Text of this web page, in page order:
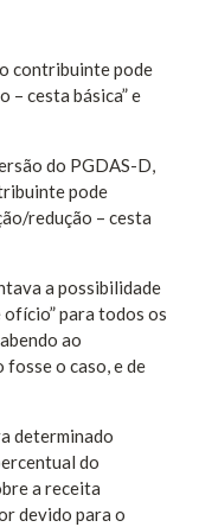
contribuinte pode
– cesta básica” e
do PGDAS-D,
pode
redução – cesta
a possibilidade
ofício” para todos os
ao
o caso, e de
determinado
do
a receita
devido para o